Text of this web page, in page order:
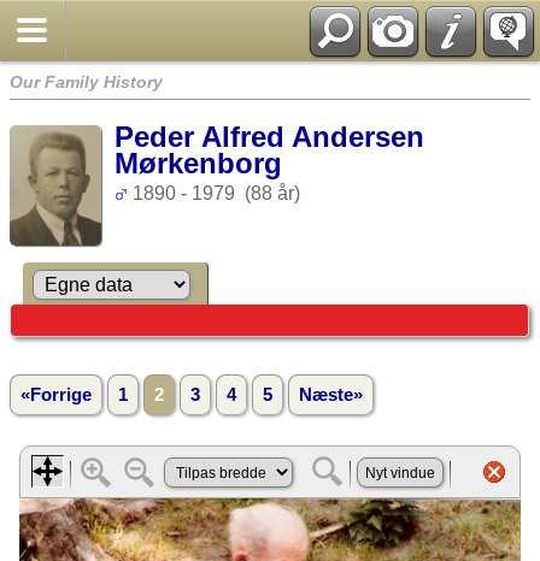
Our Family History
Peder Alfred Andersen
Mørkenborg
1890 - 1979 (88 år)
«Forrige 1 2 3 4 5 Næste»